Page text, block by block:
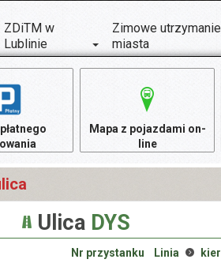
ZDiTM w
Lublinie
Zimowe utrzymanie
miasta
Mapa z pojazdami on-
line
Ulica DYS
Nr przystanku Linia